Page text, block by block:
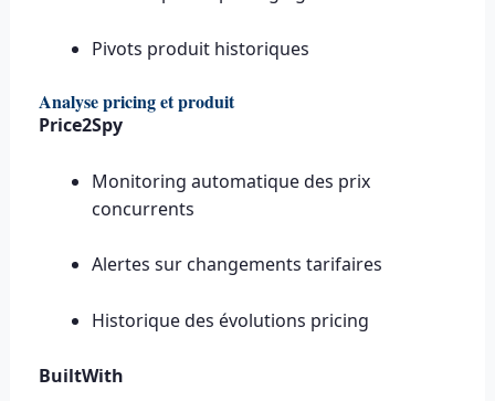
Pivots produit historiques
Analyse pricing et produit
Price2Spy
Monitoring automatique des prix
concurrents
Alertes sur changements tarifaires
Historique des évolutions pricing
BuiltWith